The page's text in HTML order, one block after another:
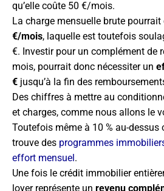
qu’elle coûte 50 €/mois.
La charge mensuelle brute
€/mois, laquelle est toutefois
€. Investir pour un complément de
mois, pourrait donc nécessiter un
€ jusqu’à la fin des
Des chiffres à mettre au
et charges, comme nous allons le
Toutefois même à 10 % au-dessus
trouve des programmes
effort mensuel.
Une fois le crédit immobilier
loyer représente un revenu